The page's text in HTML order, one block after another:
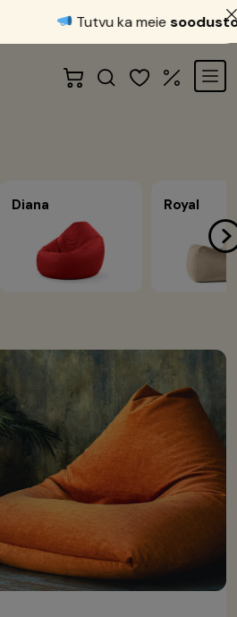
Diana Royal
Tutvu ka meie